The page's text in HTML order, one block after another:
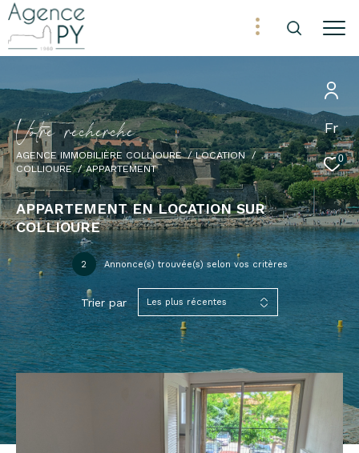
Fr
0
Votre recherche
AGENCE IMMOBILIÈRE COLLIOURE
LOCATION
COLLIOURE
APPARTEMENT
APPARTEMENT EN LOCATION SUR
COLLIOURE
2 Annonce(s) trouvée(s) selon vos critères
Trier par Les plus récentes